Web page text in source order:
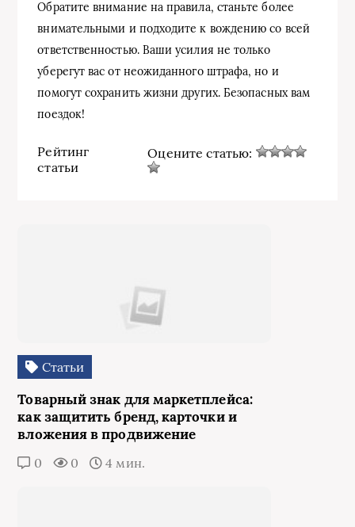
Обратите внимание на правила, станьте более
внимательными и подходите к вождению со всей
ответственностью. Ваши усилия не только
уберегут вас от неожиданного штрафа, но и
помогут сохранить жизни других. Безопасных вам
поездок!
Рейтинг
статьи
Оцените статью:
Статьи
Товарный знак для маркетплейса:
как защитить бренд, карточки и
вложения в продвижение
0 0 4 мин.